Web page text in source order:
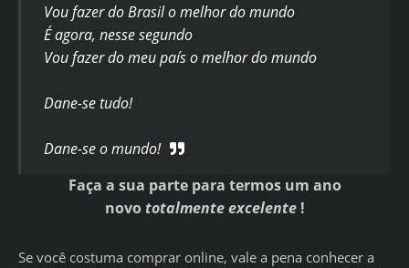
Vou fazer do Brasil o melhor do mundo
É agora, nesse segundo
Vou fazer do meu país o melhor do mundo
Dane-se tudo!
Dane-se o mundo!
Faça a sua parte para termos um ano
novototalmente excelente!
Se você costuma comprar online, vale a pena conhecer a